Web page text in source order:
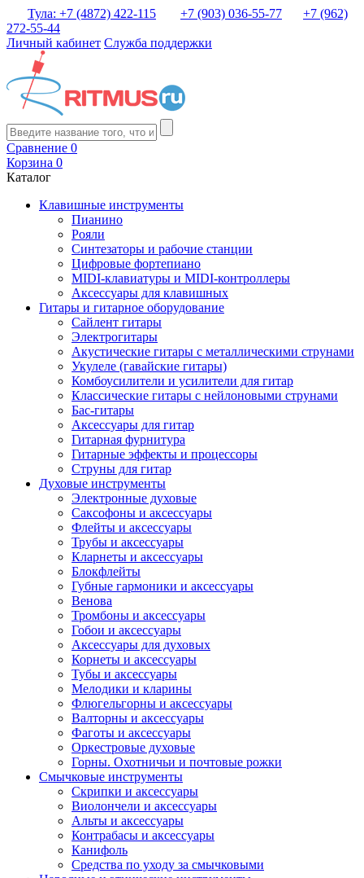
Тула: +7 (4872) 422-115 +7 (903) 036-55-77
+7 (962)
272-55-44
Личный кабинет Служба поддержки
Сравнение 0
Корзина 0
Каталог
Клавишные инструменты
Пианино
Рояли
Синтезаторы и рабочие станции
Цифровые фортепиано
MIDI-клавиатуры и MIDI-контроллеры
Аксессуары для клавишных
Гитары и гитарное оборудование
Сайлент гитары
Электрогитары
Акустические гитары с металлическими струнами
Укулеле (гавайские гитары)
Комбоусилители и усилители для гитар
Классические гитары с нейлоновыми струнами
Бас-гитары
Аксессуары для гитар
Гитарная фурнитура
Гитарные эффекты и процессоры
Струны для гитар
Духовые инструменты
Электронные духовые
Саксофоны и аксессуары
Флейты и аксессуары
Трубы и аксессуары
Кларнеты и аксессуары
Блокфлейты
Губные гармоники и аксессуары
Венова
Тромбоны и аксессуары
Гобои и аксессуары
Аксессуары для духовых
Корнеты и аксессуары
Тубы и аксессуары
Мелодики и кларины
Флюгельгорны и аксессуары
Валторны и аксессуары
Фаготы и аксессуары
Оркестровые духовые
Горны. Охотничьи и почтовые рожки
Смычковые инструменты
Скрипки и аксессуары
Виолончели и аксессуары
Альты и аксессуары
Контрабасы и аксессуары
Канифоль
Средства по уходу за смычковыми